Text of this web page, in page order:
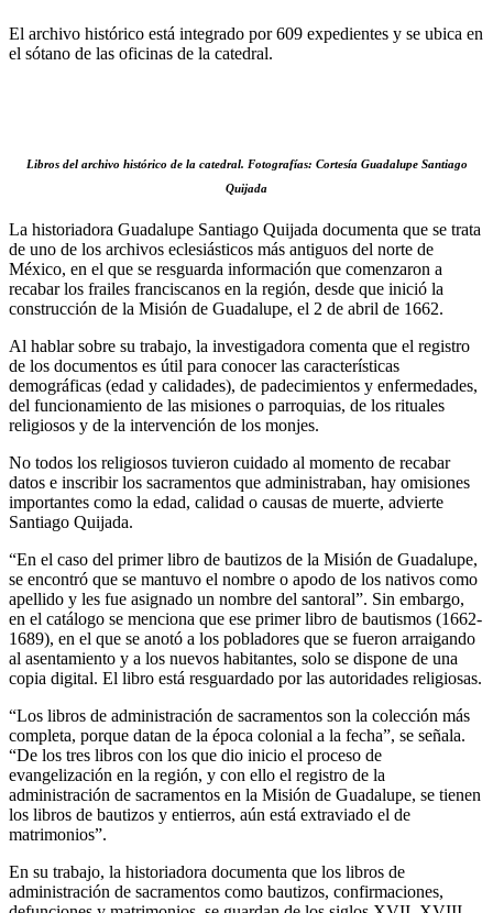
El archivo histórico está integrado por 609 expedientes y se ubica en
el sótano de las oficinas de la catedral.
Libros del archivo histórico de la catedral. Fotografías: Cortesía Guadalupe Santiago
Quijada
La historiadora Guadalupe Santiago Quijada documenta que se trata
de uno de los archivos eclesiásticos más antiguos del norte de
México, en el que se resguarda información que comenzaron a
recabar los frailes franciscanos en la región, desde que inició la
construcción de la Misión de Guadalupe, el 2 de abril de 1662.
Al hablar sobre su trabajo, la investigadora comenta que el registro
de los documentos es útil para conocer las características
demográficas (edad y calidades), de padecimientos y enfermedades,
del funcionamiento de las misiones o parroquias, de los rituales
religiosos y de la intervención de los monjes.
No todos los religiosos tuvieron cuidado al momento de recabar
datos e inscribir los sacramentos que administraban, hay omisiones
importantes como la edad, calidad o causas de muerte, advierte
Santiago Quijada.
“En el caso del primer libro de bautizos de la Misión de Guadalupe,
se encontró que se mantuvo el nombre o apodo de los nativos como
apellido y les fue asignado un nombre del santoral”. Sin embargo,
en el catálogo se menciona que ese primer libro de bautismos (1662-
1689), en el que se anotó a los pobladores que se fueron arraigando
al asentamiento y a los nuevos habitantes, solo se dispone de una
copia digital. El libro está resguardado por las autoridades religiosas.
“Los libros de administración de sacramentos son la colección más
completa, porque datan de la época colonial a la fecha”, se señala.
“De los tres libros con los que dio inicio el proceso de
evangelización en la región, y con ello el registro de la
administración de sacramentos en la Misión de Guadalupe, se tienen
los libros de bautizos y entierros, aún está extraviado el de
matrimonios”.
En su trabajo, la historiadora documenta que los libros de
administración de sacramentos como bautizos, confirmaciones,